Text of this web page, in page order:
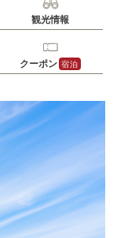
観光情報
クーポン 宿泊